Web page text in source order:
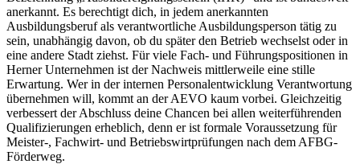
anerkannt. Es berechtigt dich, in jedem anerkannten
Ausbildungsberuf als verantwortliche Ausbildungsperson tätig zu
sein, unabhängig davon, ob du später den Betrieb wechselst oder in
eine andere Stadt ziehst. Für viele Fach- und Führungspositionen in
Herner Unternehmen ist der Nachweis mittlerweile eine stille
Erwartung. Wer in der internen Personalentwicklung Verantwortung
übernehmen will, kommt an der AEVO kaum vorbei. Gleichzeitig
verbessert der Abschluss deine Chancen bei allen weiterführenden
Qualifizierungen erheblich, denn er ist formale Voraussetzung für
Meister-, Fachwirt- und Betriebswirtprüfungen nach dem AFBG-
Förderweg.